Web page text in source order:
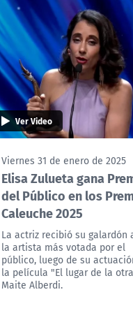
Ver Video
Viernes 31 de enero de 2025
Elisa Zulueta gana
del Público en los
Caleuche 2025
La actriz recibió su galardón
la artista más votada por el
público, luego de su
la película "El lugar de la
Maite Alberdi.